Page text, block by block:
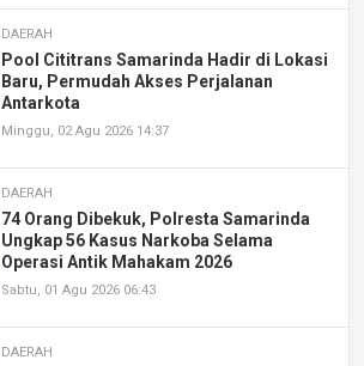
DAERAH
Pool Cititrans Samarinda Hadir di Lokasi
Baru, Permudah Akses Perjalanan
Antarkota
Minggu, 02 Agu 2026 14:37
DAERAH
74 Orang Dibekuk, Polresta Samarinda
Ungkap 56 Kasus Narkoba Selama
Operasi Antik Mahakam 2026
Sabtu, 01 Agu 2026 06:43
DAERAH